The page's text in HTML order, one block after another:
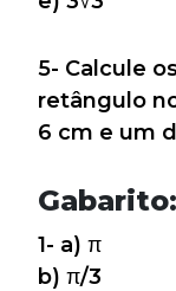
5- Calcule
retângulo
6 cm e um
Gabarito:
1- a) π
b) π/3